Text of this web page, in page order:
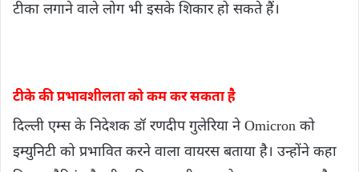
टीका लगाने वाले लोग भी इसके शिकार हो सकते हैं।
टीके की प्रभावशीलता को कम कर सकता है
दिल्ली एम्स के निदेशक डॉ रणदीप गुलेरिया ने Omicron को
इम्युनिटी को प्रभावित करने वाला वायरस बताया है। उन्होंने कहा